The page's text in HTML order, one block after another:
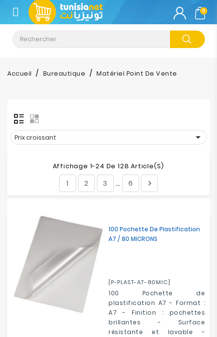
CATÉGORIE
Climatisation
Informatique
Tablette
Impression
Electroménager
Bureautique
Réseau
Sécurité
0
Accueil Bureautique Matériel Point De Vente
Prix croissant 
Affichage 1-24 De 128 Article(s)
1 2 3 … 6 
100 Pochette De Plastification
A7 / 80 MICRONS
[P-PLAST-A7-80MIC]
100 Pochette de
plastification A7 - Format :
A7 - Finition : pochettes
brillantes - Surface
résistante et lavable -